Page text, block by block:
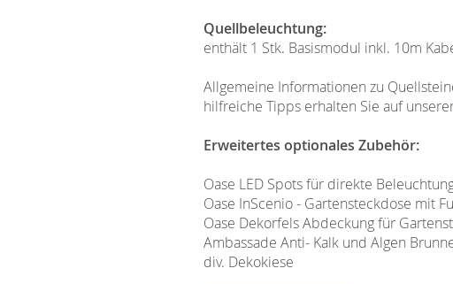
Quellbeleuchtung:
enthält 1 Stk. Basismodul inkl. 10m
Allgemeine Informationen zu
hilfreiche Tipps erhalten Sie auf
Erweitertes optionales Zubehör:
Oase LED Spots für direkte
Oase InScenio - Gartensteckdose mit
Oase Dekorfels Abdeckung für
Ambassade Anti- Kalk und Algen
div. Dekokiese